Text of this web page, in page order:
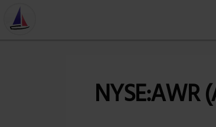
NYSE:AWR